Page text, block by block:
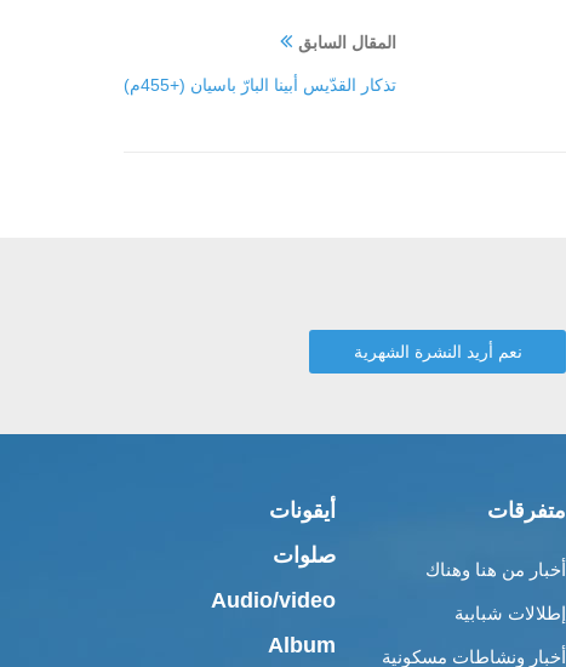
المقال السابق
تذكار القدّيس أبينا البارّ باسيان (+455م)
متفرقات
أخبار من هنا وهناك
إطلالات شبابية
أخبار ونشاطات مسكونية
أيقونات
صلوات
Audio/video
Album